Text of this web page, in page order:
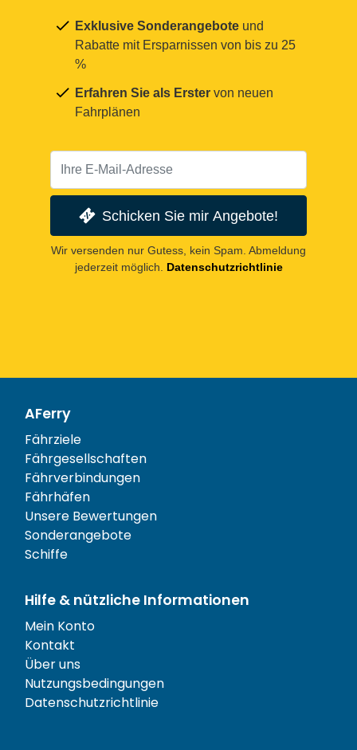
Exklusive Sonderangebote und
Rabatte mit Ersparnissen von bis zu 25
%
Erfahren Sie als Erster von neuen
Fahrplänen
Schicken Sie mir Angebote!
Wir versenden nur Gutess, kein Spam. Abmeldung
jederzeit möglich. Datenschutzrichtlinie
AFerry
Fährziele
Fährgesellschaften
Fährverbindungen
Fährhäfen
Unsere Bewertungen
Sonderangebote
Schiffe
Hilfe & nützliche Informationen
Mein Konto
Kontakt
Über uns
Nutzungsbedingungen
Datenschutzrichtlinie